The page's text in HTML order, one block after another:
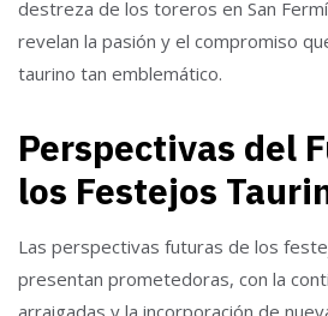
destreza de los toreros en San
revelan la pasión y el compromiso
taurino tan emblemático.
Perspectivas del
los Festejos
Las perspectivas futuras de los
presentan prometedoras, con la